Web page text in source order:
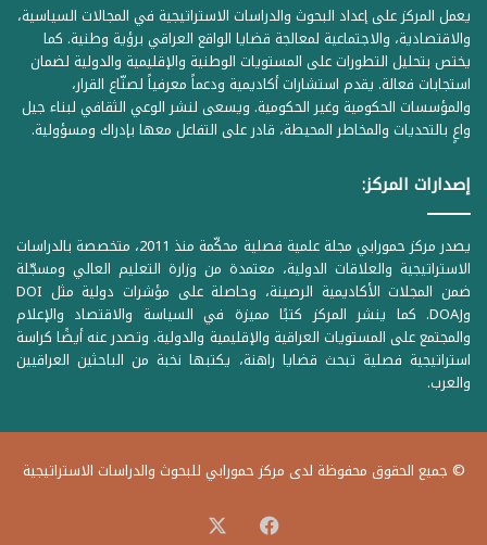
يعمل المركز على إعداد البحوث والدراسات الاستراتيجية في المجالات السياسية،
والاقتصادية، والاجتماعية لمعالجة قضايا الواقع العراقي برؤية وطنية. كما
يختص بتحليل التطورات على المستويات الوطنية والإقليمية والدولية لضمان
استجابات فعالة. يقدم استشارات أكاديمية ودعماً معرفياً لصنّاع القرار،
والمؤسسات الحكومية وغير الحكومية. ويسعى لنشر الوعي الثقافي لبناء جيل
واعٍ بالتحديات والمخاطر المحيطة، قادر على التفاعل معها بإدراك ومسؤولية.
إصدارات المركز:
يصدر مركز حمورابي مجلة علمية فصلية محكّمة منذ 2011، متخصصة بالدراسات
الاستراتيجية والعلاقات الدولية، معتمدة من وزارة التعليم العالي ومسجّلة
ضمن المجلات الأكاديمية الرصينة، وحاصلة على مؤشرات دولية مثل DOI
وDOAJ. كما ينشر المركز كتبًا مميزة في السياسة والاقتصاد والإعلام
والمجتمع على المستويات العراقية والإقليمية والدولية. وتصدر عنه أيضًا كراسة
استراتيجية فصلية تبحث قضايا راهنة، يكتبها نخبة من الباحثين العراقيين
والعرب.
© جميع الحقوق محفوظة لدى مركز حمورابي للبحوث والدراسات الاستراتيجية
فيسبوك